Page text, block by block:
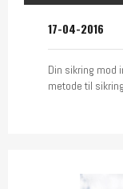
17-04-2016
Din sikring mod
metode til